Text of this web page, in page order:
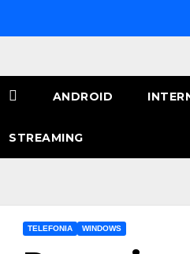
ANDROID
STREAMING
TELEFONIA WINDOWS